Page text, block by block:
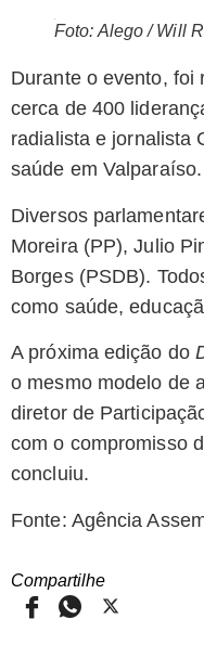
Foto: Alego / Will
Durante o evento, foi
cerca de 400
radialista e jornalista
saúde em Valparaíso.
Diversos
Moreira (PP), Julio
Borges (PSDB).
como saúde,
A próxima edição do
o mesmo modelo de
diretor de
com o compromisso
concluiu.
Fonte: Agência
Compartilhe